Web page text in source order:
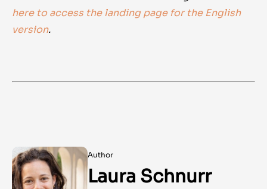
here to access the landing page for the English
version.
Author
Laura Schnurr